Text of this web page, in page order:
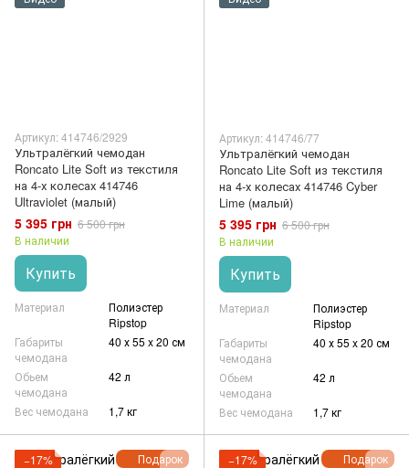
Артикул: 414746/2929
Ультралёгкий чемодан
Roncato Lite Soft из текстиля
на 4-х колесах 414746
Ultraviolet (малый)
5 395 грн 6 500 грн
В наличии
Купить
Материал
Полиэстер
Ripstop
Габариты
чемодана
40 х 55 x 20 см
Обьем
чемодана
42 л
Вес чемодана 1,7 кг
Артикул: 414746/77
Ультралёгкий чемодан
Roncato Lite Soft из текстиля
на 4-х колесах 414746 Cyber
Lime (малый)
5 395 грн 6 500 грн
В наличии
Купить
Материал
Полиэстер
Ripstop
Габариты
чемодана
40 х 55 x 20 см
Обьем
чемодана
42 л
Вес чемодана 1,7 кг
Подарок
−17%
Подарок
−17%